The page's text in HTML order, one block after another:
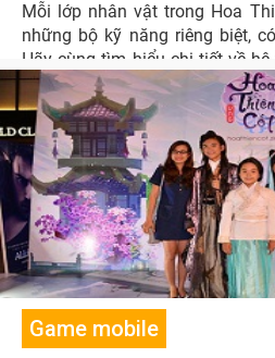
Mỗi lớp nhân vật trong Hoa
những bộ kỹ năng riêng biệt,
Hãy cùng tìm hiểu chi tiết về
Thiên Cốt VNG có thể thiên biến
Game mobile